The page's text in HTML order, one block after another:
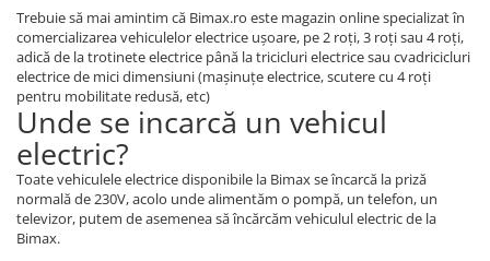
PRO / PRO2
Scooter 4 Ultra
Piese Xiaomi Scooter 5
Piese Xiaomi Scooter Elite
Piese Xiaomi Scooter 5 PLUS
Piese Xiaomi Scooter 5 PRO
Piese Xiaomi Scooter 5 MAX
Piese Xiaomi Scooter 6 PRO
Piese Xiaomi Scooter 6 MAX
Trebuie să mai amintim că Bimax.ro este magazin online specializat în
comercializarea vehiculelor electrice ușoare, pe 2 roți, 3 roți sau 4 roți,
adică de la trotinete electrice până la tricicluri electrice sau cvadricicluri
electrice de mici dimensiuni (mașinuțe electrice, scutere cu 4 roți
pentru mobilitate redusă, etc)
Unde se incarcă un vehicul
electric?
Toate vehiculele electrice disponibile la Bimax se încarcă la priză
normală de 230V, acolo unde alimentăm o pompă, un telefon, un
televizor, putem de asemenea să încărcăm vehiculul electric de la
Bimax.